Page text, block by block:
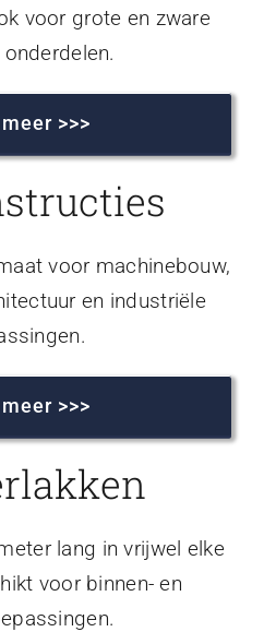
voor grote en zware
>>>
voor machinebouw,
en industriële
>>>
lang in vrijwel elke
voor binnen- en